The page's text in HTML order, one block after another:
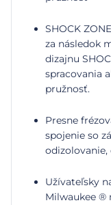
SHOCK
za následok
dizajnu
spracovania
pružnosť.
Presne
spojenie so
Užívateľsky
Milwaukee ®